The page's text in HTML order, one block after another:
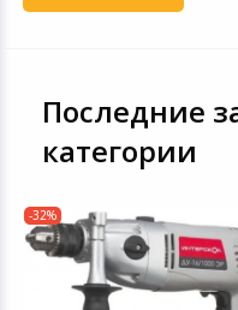
Последние
категории
-32%